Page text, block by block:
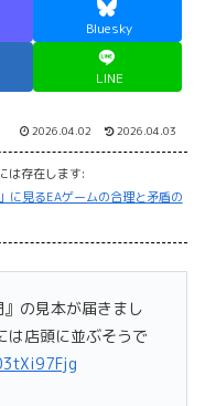
Bluesky
LINE
2026.04.02 2026.04.03
は存在します:
に見るEAゲームの合理と矛盾の
』の見本が届きまし
は店頭に並ぶそうで